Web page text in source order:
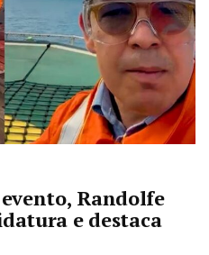
Randolfe
e destaca